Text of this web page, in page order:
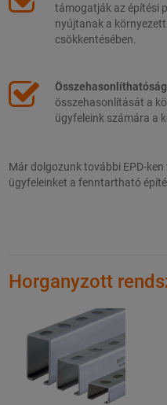
támogatják az építési
nyújtanak a
csökkentésében.
összehasonlítását a
ügyfeleink számára a
Már dolgozunk további EPD-
ügyfeleinket a fenntartható
Horganyzott